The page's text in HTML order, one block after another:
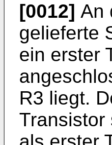
[0012] An
gelieferte
ein erster
R3 liegt.
Transistor